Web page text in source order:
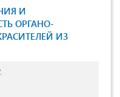
И
ОРГАНО-
ИЗ